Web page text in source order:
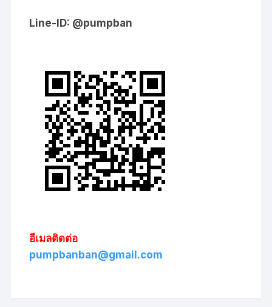
Line-ID: @pumpban
อีเมลติดต่อ
pumpbanban@gmail.com